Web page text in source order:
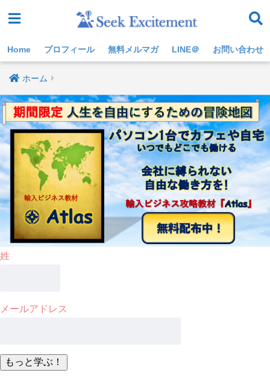
Home プロフィール 無料メルマガ LINE＠ お問い合わせ
ホーム
姓
メールアドレス